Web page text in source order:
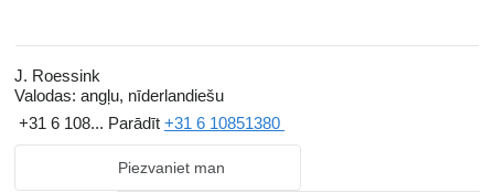
J. Roessink
Valodas: angļu, nīderlandiešu
+31 6 108... Parādīt +31 6 10851380
Piezvaniet man